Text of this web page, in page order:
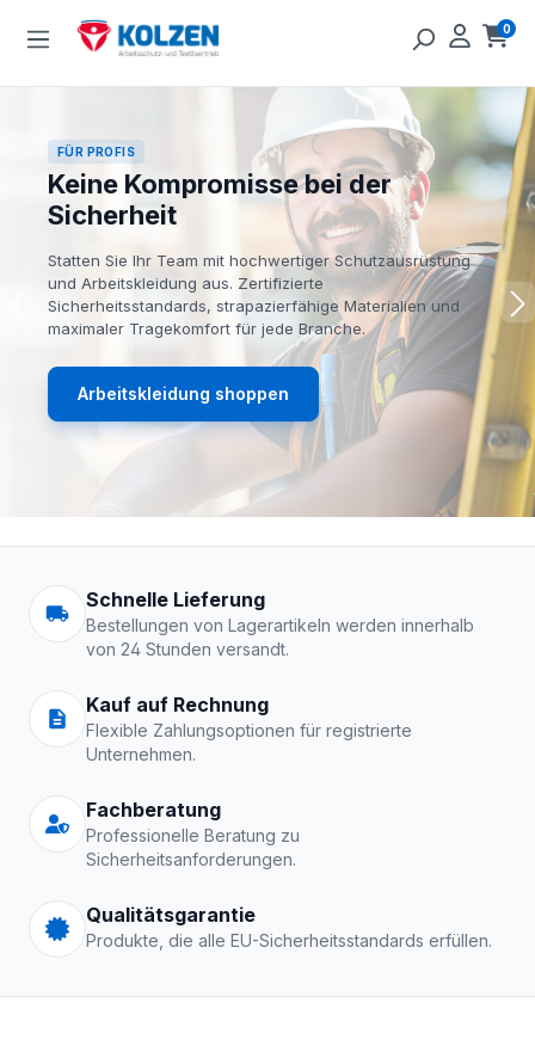
Zum Hauptinhalt springen 0
FÜR PROFIS
Keine Kompromisse bei der
Sicherheit
Statten Sie Ihr Team mit hochwertiger Schutzausrüstung
und Arbeitskleidung aus. Zertifizierte
Sicherheitsstandards, strapazierfähige Materialien und
maximaler Tragekomfort für jede Branche.
Arbeitskleidung shoppen
Arbeitskleidung |
Schnelle Lieferung
Bestellungen von Lagerartikeln werden innerhalb
von 24 Stunden versandt.
Kauf auf Rechnung
Flexible Zahlungsoptionen für registrierte
Unternehmen.
Fachberatung
Professionelle Beratung zu
Sicherheitsanforderungen.
Qualitätsgarantie
Produkte, die alle EU-Sicherheitsstandards erfüllen.